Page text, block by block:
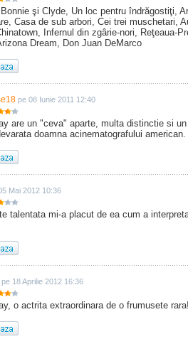
şi Clyde, Un loc pentru îndrăgostiţi,
Casa de sub arbori, Cei trei muschetari,
Infernul din zgârie-nori, Reţeaua-
Dream, Don Juan DeMarco
pe 08 Iunie 2011 12:40
are un "ceva" aparte, multa distinctie si
doamna acinematografului american.
Mai 2012 10:36
talentata mi-a placut de ea cum a
pe 18 Aprilie 2012 16:36
o actrita extraordinara de o frumusete